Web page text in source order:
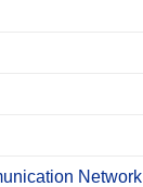
Network